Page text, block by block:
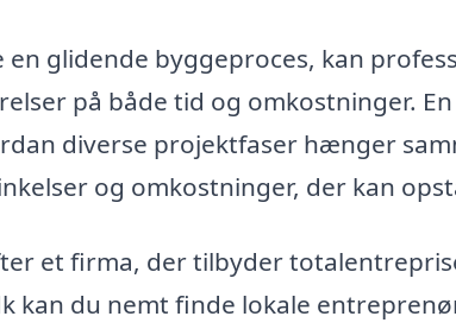
en glidende byggeproces, kan
på både tid og omkostninger.
diverse projektfaser hænger
og omkostninger, der kan
et firma, der tilbyder
kan du nemt finde lokale